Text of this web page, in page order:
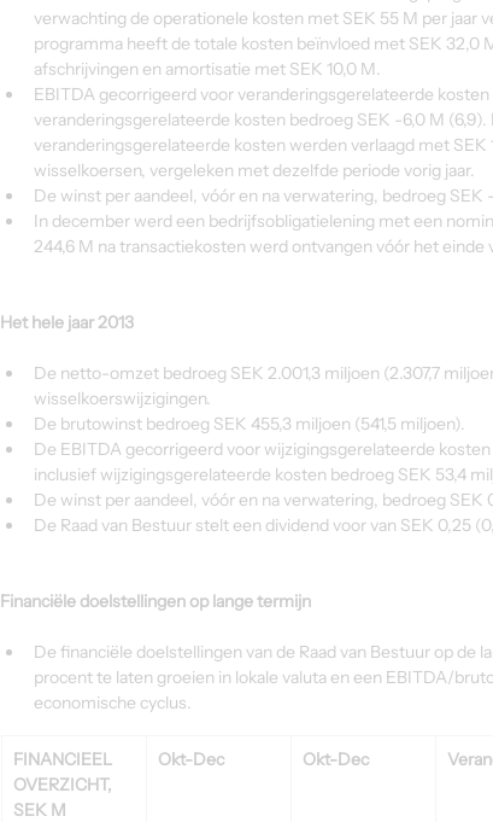
verwachting de operationele kosten met SEK 55 M per jaar
programma heeft de totale kosten beïnvloed met SEK 32,0
afschrijvingen en amortisatie met SEK 10,0 M.
EBITDA gecorrigeerd voor veranderingsgerelateerde kosten
veranderingsgerelateerde kosten bedroeg SEK -6,0 M
veranderingsgerelateerde kosten werden verlaagd met SEK
wisselkoersen, vergeleken met dezelfde periode vorig jaar.
De winst per aandeel, vóór en na verwatering, bedroeg SEK
In december werd een bedrijfsobligatielening met een
244,6 M na transactiekosten werd ontvangen vóór het einde
Het hele jaar 2013
De netto-omzet bedroeg SEK 2.001,3 miljoen (2.307,7
wisselkoerswijzigingen.
De brutowinst bedroeg SEK 455,3 miljoen (541,5 miljoen).
De EBITDA gecorrigeerd voor wijzigingsgerelateerde
inclusief wijzigingsgerelateerde kosten bedroeg SEK 53,4
De winst per aandeel, vóór en na verwatering, bedroeg SEK
De Raad van Bestuur stelt een dividend voor van SEK 0,25
Financiële doelstellingen op lange termijn
De financiële doelstellingen van de Raad van Bestuur op
procent te laten groeien in lokale valuta en een EBITDA/
economische cyclus.
FINANCIEEL
OVERZICHT,
SEK M
Okt-Dec Okt-Dec